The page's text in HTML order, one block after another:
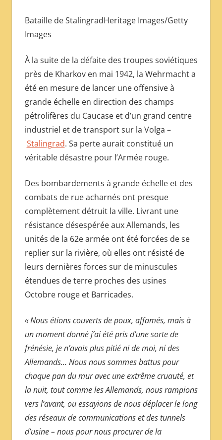
Bataille de StalingradHeritage Images/Getty
Images
À la suite de la défaite des troupes soviétiques
près de Kharkov en mai 1942, la Wehrmacht a
été en mesure de lancer une offensive à
grande échelle en direction des champs
pétrolifères du Caucase et d’un grand centre
industriel et de transport sur la Volga –
Stalingrad. Sa perte aurait constitué un
véritable désastre pour l’Armée rouge.
Des bombardements à grande échelle et des
combats de rue acharnés ont presque
complètement détruit la ville. Livrant une
résistance désespérée aux Allemands, les
unités de la 62e armée ont été forcées de se
replier sur la rivière, où elles ont résisté de
leurs dernières forces sur de minuscules
étendues de terre proches des usines
Octobre rouge et Barricades.
« Nous étions couverts de poux, affamés, mais à
un moment donné j’ai été pris d’une sorte de
frénésie, je n’avais plus pitié ni de moi, ni des
Allemands… Nous nous sommes battus pour
chaque pan du mur avec une extrême cruauté, et
la nuit, tout comme les Allemands, nous rampions
vers l’avant, ou essayions de nous déplacer le long
des réseaux de communications et des tunnels
d’usine – nous pour nous procurer de la